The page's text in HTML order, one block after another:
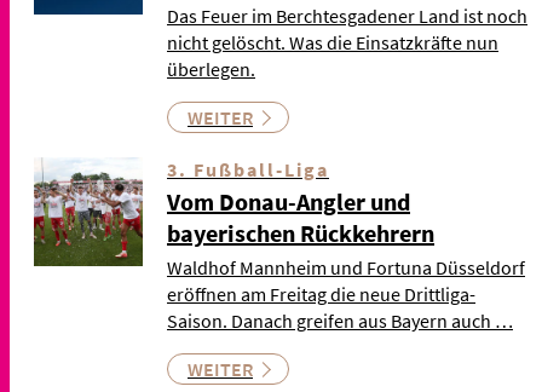
Das Feuer im Berchtesgadener Land ist noch
nicht gelöscht. Was die Einsatzkräfte nun
überlegen.
WEITER
3. Fußball-Liga
Vom Donau-Angler und
bayerischen Rückkehrern
Waldhof Mannheim und Fortuna Düsseldorf
eröffnen am Freitag die neue Drittliga-
Saison. Danach greifen aus Bayern auch …
WEITER